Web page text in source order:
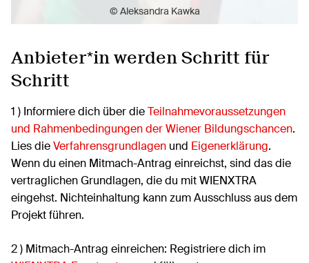
© Aleksandra Kawka
Anbieter*in werden Schritt für
Schritt
1 ) Informiere dich über dieTeilnahmevoraussetzungen
und Rahmenbedingungen der Wiener Bildungschancen.
Lies dieVerfahrensgrundlagen und Eigenerklärung.
Wenn du einen Mitmach-Antrag einreichst, sind das die
vertraglichen Grundlagen, die du mit WIENXTRA
eingehst. Nichteinhaltung kann zum Ausschluss aus dem
Projekt führen.
2 ) Mitmach-Antrag einreichen: Registriere dich im